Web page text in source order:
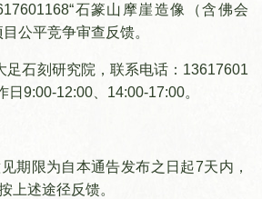
石篆山摩崖造像（含佛会
公平竞争审查反馈。
足石刻研究院，联系电话：13617601
日9:00-12:00、14:00-17:00。
期限为自本通告发布之日起7天内，
上述途径反馈。